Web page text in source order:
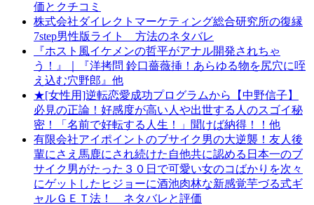
価とクチコミ
株式会社ダイレクトマーケティング総合研究所の復縁
7step男性版ライト 方法のネタバレ
『ホスト風イケメンの哲平がアナル開発されちゃ
う！』｜『洋拷問 鈴口薔薇挿！あらゆる物を尻穴に咥
え込む穴野郎』他
★[女性用]逆転恋愛成功プログラムから【中野信子】
必見の正論！好感度が高い人や出世する人のスゴイ秘
密！「名前で好転する人生！」聞けば納得！！他
有限会社アイポイントのブサイク男の大逆襲！友人後
輩にさえ馬鹿にされ続けた自他共に認める日本一のブ
サイク男がたった３０日で可愛い女のコばかりを次々
にゲットしたヒジョーに酒池肉林な新感覚芋づる式ギ
ャルＧＥＴ法！ ネタバレと評価